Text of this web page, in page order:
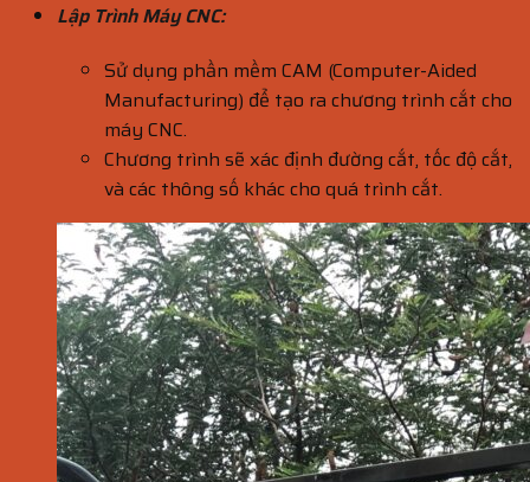
Lập Trình Máy CNC:
Sử dụng phần mềm CAM (Computer-Aided
Manufacturing) để tạo ra chương trình cắt cho
máy CNC.
Chương trình sẽ xác định đường cắt, tốc độ cắt,
và các thông số khác cho quá trình cắt.